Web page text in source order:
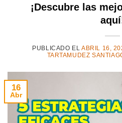
¡Descubre las
PUBLICADO EL ABRIL 16,
TARTAMUDEZ
16
Abr